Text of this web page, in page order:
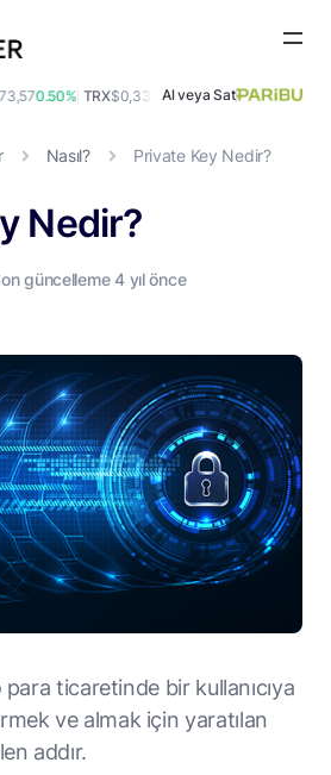
0.50% TRX$0,330.20% DOGE$0,070.90%
Al veya Sat
Nasıl? Private Key Nedir?
Nedir?
güncelleme4 yılönce
ticaretinde bir kullanıcıya
ve almak için yaratılan
addır.